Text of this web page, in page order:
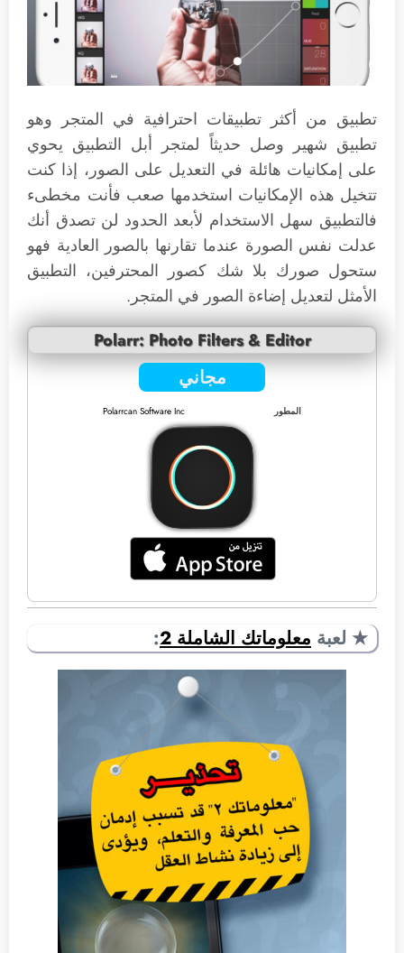
تطبيق من أكثر تطبيقات احترافية في المتجر وهو
تطبيق شهير وصل حديثاً لمتجر أبل التطبيق يحوي
على إمكانيات هائلة في التعديل على الصور، إذا كنت
تتخيل هذه الإمكانيات استخدمها صعب فأنت مخطىء
فالتطبيق سهل الاستخدام لأبعد الحدود لن تصدق أنك
عدلت نفس الصورة عندما تقارنها بالصور العادية فهو
ستحول صورك بلا شك كصور المحترفين، التطبيق
الأمثل لتعديل إضاءة الصور في المتجر.
Polarr: Photo Filters & Editor
مجاني
المطور Polarrcan Software Inc
★ لعبة معلوماتك الشاملة 2 :